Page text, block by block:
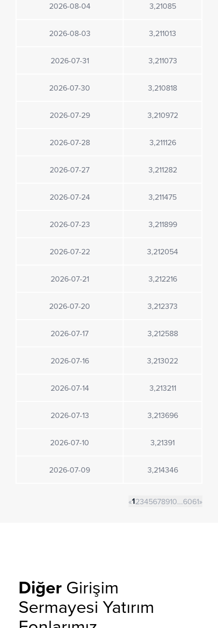
2026-08-04 3,21085
2026-08-03 3,211013
2026-07-31 3,211073
2026-07-30 3,210818
2026-07-29 3,210972
2026-07-28 3,211126
2026-07-27 3,211282
2026-07-24 3,211475
2026-07-23 3,211899
2026-07-22 3,212054
2026-07-21 3,212216
2026-07-20 3,212373
2026-07-17 3,212588
2026-07-16 3,213022
2026-07-14 3,213211
2026-07-13 3,213696
2026-07-10 3,21391
2026-07-09 3,214346
«12345678910...6061»
DiğerGirişim
Sermayesi Yatırım